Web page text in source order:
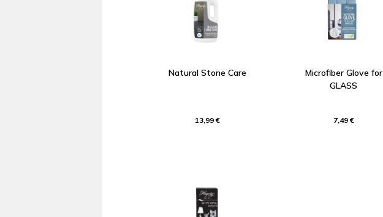
Natural Stone Care
13,99 €
Microfiber Glove for
GLASS
7,49 €